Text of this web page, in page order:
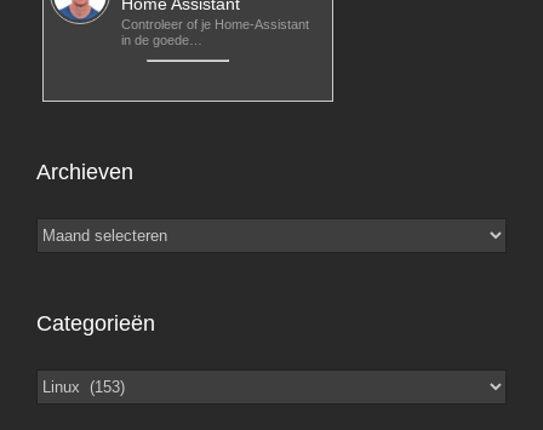
Controleer of je Home-Assistant
in de goede…
Archieven
Archieven
Categorieën
Categorieën